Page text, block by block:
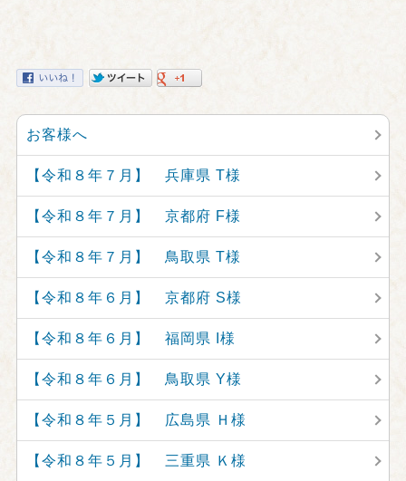
お客様へ
【令和８年７月】 兵庫県 T様
【令和８年７月】 京都府 F様
【令和８年７月】 鳥取県 T様
【令和８年６月】 京都府 S様
【令和８年６月】 福岡県 I様
【令和８年６月】 鳥取県 Y様
【令和８年５月】 広島県 Ｈ様
【令和８年５月】 三重県 Ｋ様